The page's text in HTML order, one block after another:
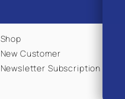
Shop
New Customer
Newsletter Subscription